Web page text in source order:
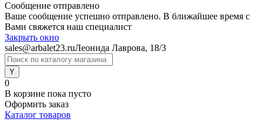
Сообщение отправлено
Ваше сообщение успешно отправлено. В ближайшее время с
Вами свяжется наш специалист
Закрыть окно
sales@arbalet23.ruЛеонида Лаврова, 18/3
0
В корзине пока пусто
Оформить заказ
Каталог товаров